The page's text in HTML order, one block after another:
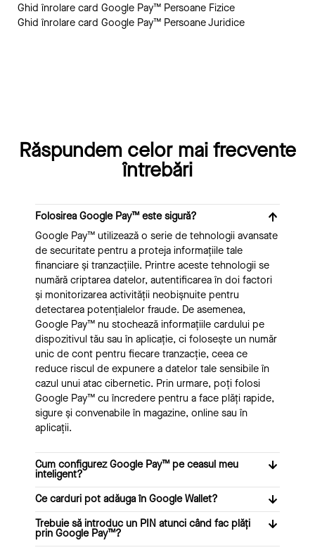
Ghid înrolare card Google Pay™ Persoane Fizice
Ghid înrolare card Google Pay™ Persoane Juridice
Răspundem celor mai frecvente
întrebări
Folosirea Google Pay™ este sigură?
Google Pay™ utilizează o serie de tehnologii avansate
de securitate pentru a proteja informațiile tale
financiare și tranzacțiile. Printre aceste tehnologii se
numără criptarea datelor, autentificarea în doi factori
și monitorizarea activității neobișnuite pentru
detectarea potențialelor fraude. De asemenea,
Google Pay™ nu stochează informațiile cardului pe
dispozitivul tău sau în aplicație, ci folosește un număr
unic de cont pentru fiecare tranzacție, ceea ce
reduce riscul de expunere a datelor tale sensibile în
cazul unui atac cibernetic. Prin urmare, poți folosi
Google Pay™ cu încredere pentru a face plăți rapide,
sigure și convenabile în magazine, online sau în
aplicații.
Cum configurez Google Pay™ pe ceasul meu
inteligent?
Ce carduri pot adăuga în Google Wallet?
Trebuie să introduc un PIN atunci când fac plăți
prin Google Pay™?